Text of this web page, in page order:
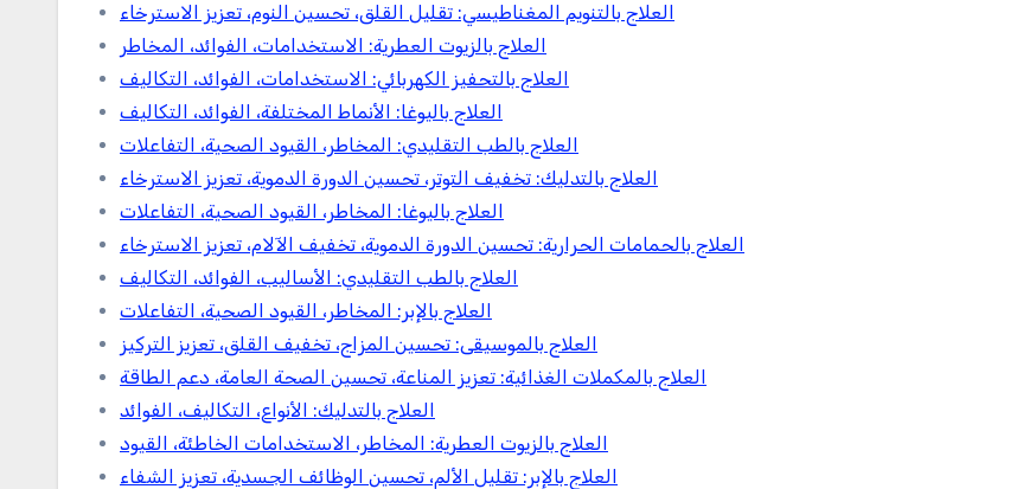
العلاج بالتنويم المغناطيسي: تقليل القلق، تحسين النوم، تعزيز الاسترخاء
العلاج بالزيوت العطرية: الاستخدامات، الفوائد، المخاطر
العلاج بالتحفيز الكهربائي: الاستخدامات، الفوائد، التكاليف
العلاج باليوغا: الأنماط المختلفة، الفوائد، التكاليف
العلاج بالطب التقليدي: المخاطر، القيود الصحية، التفاعلات
العلاج بالتدليك: تخفيف التوتر، تحسين الدورة الدموية، تعزيز الاسترخاء
العلاج باليوغا: المخاطر، القيود الصحية، التفاعلات
العلاج بالحمامات الحرارية: تحسين الدورة الدموية، تخفيف الآلام، تعزيز الاسترخاء
العلاج بالطب التقليدي: الأساليب، الفوائد، التكاليف
العلاج بالإبر: المخاطر، القيود الصحية، التفاعلات
العلاج بالموسيقى: تحسين المزاج، تخفيف القلق، تعزيز التركيز
العلاج بالمكملات الغذائية: تعزيز المناعة، تحسين الصحة العامة، دعم الطاقة
العلاج بالتدليك: الأنواع، التكاليف، الفوائد
العلاج بالزيوت العطرية: المخاطر، الاستخدامات الخاطئة، القيود
العلاج بالإبر: تقليل الألم، تحسين الوظائف الجسدية، تعزيز الشفاء